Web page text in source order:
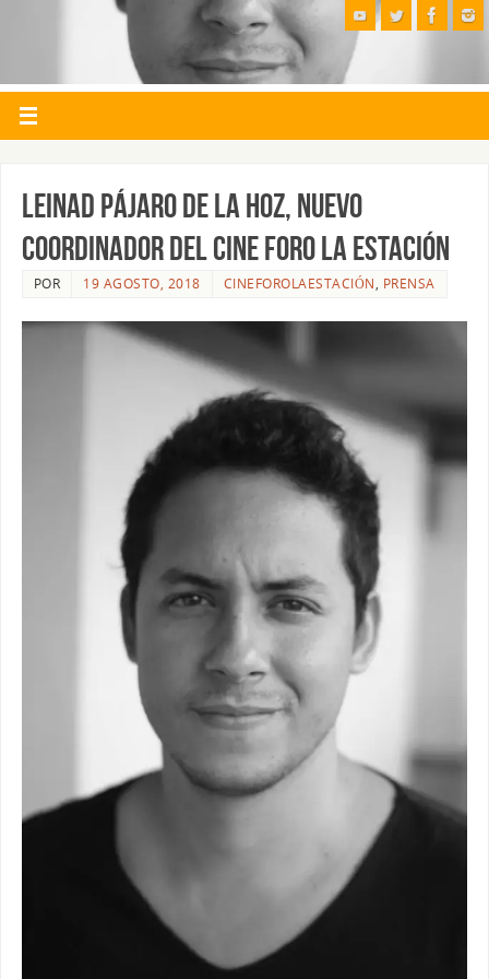
LEINAD PÁJARO DE LA HOZ, NUEVO
COORDINADOR DEL CINE FORO LA ESTACIÓN
POR 19 AGOSTO, 2018 CINEFOROLAESTACIÓN, PRENSA